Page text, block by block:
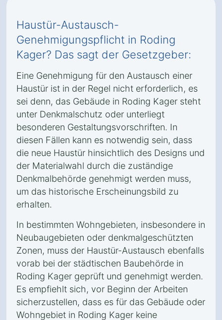
Haustür-Austausch-
Genehmigungspflicht in Roding
Kager? Das sagt der Gesetzgeber:
Eine Genehmigung für den Austausch einer
Haustür ist in der Regel nicht erforderlich, es
sei denn, das Gebäude in Roding Kager steht
unter Denkmalschutz oder unterliegt
besonderen Gestaltungsvorschriften. In
diesen Fällen kann es notwendig sein, dass
die neue Haustür hinsichtlich des Designs und
der Materialwahl durch die zuständige
Denkmalbehörde genehmigt werden muss,
um das historische Erscheinungsbild zu
erhalten.
In bestimmten Wohngebieten, insbesondere in
Neubaugebieten oder denkmalgeschützten
Zonen, muss der Haustür-Austausch ebenfalls
vorab bei der städtischen Baubehörde in
Roding Kager geprüft und genehmigt werden.
Es empfiehlt sich, vor Beginn der Arbeiten
sicherzustellen, dass es für das Gebäude oder
Wohngebiet in Roding Kager keine